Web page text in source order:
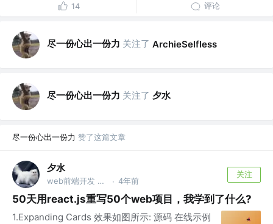
14 评论
尽一份心出一份力 关注了 ArchieSelfless
尽一份心出一份力 关注了 夕水
尽一份心出一份力 赞了这篇文章
夕水
web前端开发 @xxx公司 · 4年前
关注
50天用react.js重写50个web项目，我学到了什么?
1.Expanding Cards 效果如图所示: 源码 在线示例